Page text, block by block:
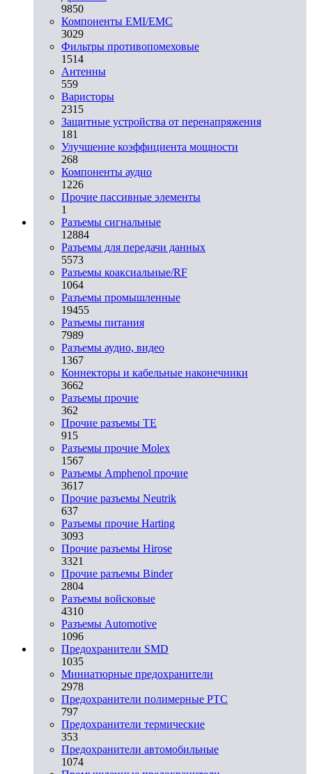
9850
Компоненты EMI/EMC
3029
Фильтры противопомеховые
1514
Антенны
559
Варисторы
2315
Защитные устройства от перенапряжения
181
Улучшение коэффициента мощности
268
Компоненты аудио
1226
Прочие пассивные элементы
1
Разъeмы сигнальные
12884
Разъeмы для передачи данных
5573
Разъeмы коаксиальные/RF
1064
Разъeмы промышленные
19455
Разъeмы питания
7989
Разъeмы аудио, видео
1367
Коннекторы и кабельные наконечники
3662
Разъeмы прочие
362
Прочие разъемы TE
915
Разъемы прочие Molex
1567
Разъемы Amphenol прочие
3617
Прочие разъемы Neutrik
637
Разъемы прочие Harting
3093
Прочие разъемы Hirose
3321
Прочие разъемы Binder
2804
Разъемы войсковые
4310
Разъeмы Automotive
1096
Предохранители SMD
1035
Миниатюрные предохранители
2978
Предохранители полимерные PTC
797
Предохранители термические
353
Предохранители автомобильные
1074